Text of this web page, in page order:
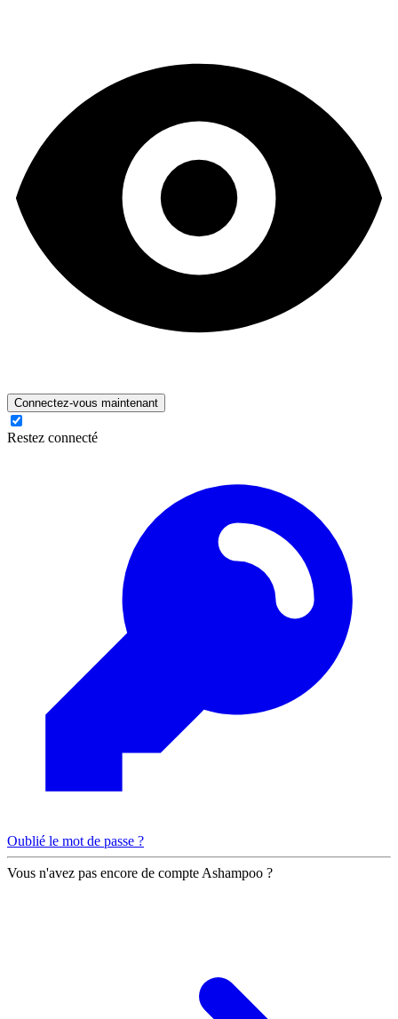
Connectez-vous maintenant
Restez connecté
Oublié le mot de passe ?
Vous n'avez pas encore de compte Ashampoo ?